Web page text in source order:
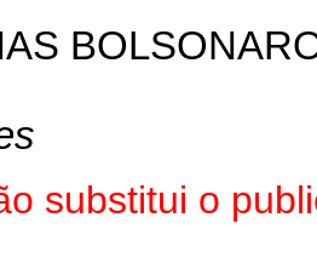
substitui o